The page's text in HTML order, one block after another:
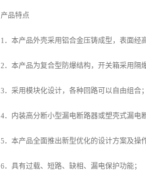
产品特点
1．本产品外壳采用铝合金压铸成型，表面经
2．本产品为复合型防爆结构，开关箱采用隔
3．采用模块化设计，各种回路可以自由组合；
4．内装高分断小型漏电断路器或塑壳式漏电
5．本产品全面推出新型优化的设计方案及
6．具有过载、短路、缺相、漏电保护功能；